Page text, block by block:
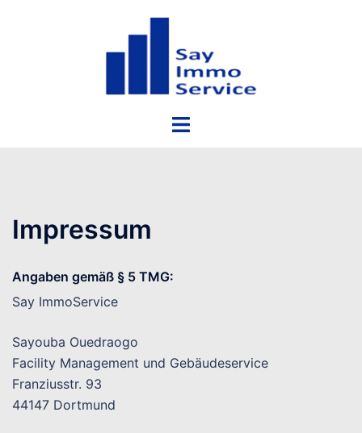
Menü
Impressum
Angaben gemäß § 5 TMG:
Say ImmoService
Sayouba Ouedraogo
Facility Management und Gebäudeservice
Franziusstr. 93
44147 Dortmund